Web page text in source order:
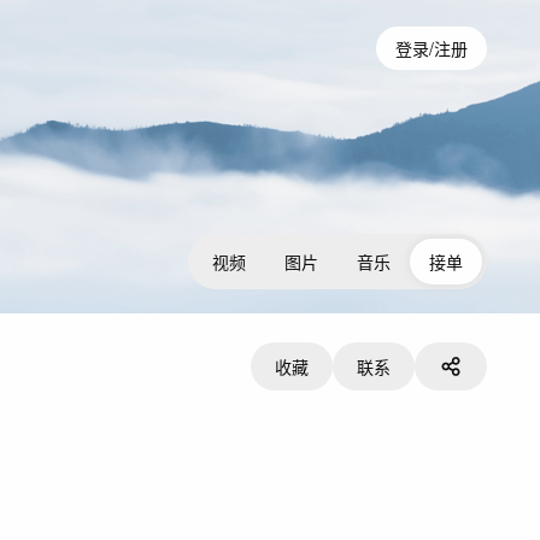
登录/注册
视频 图片 音乐 接单
收藏 联系